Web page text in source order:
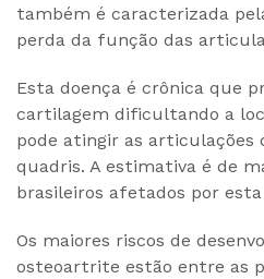
também é caracterizada
perda da função das
Esta doença é crônica que
cartilagem dificultando a
pode atingir as articulações
quadris. A estimativa é de
brasileiros afetados por esta
Os maiores riscos de
osteoartrite estão entre as